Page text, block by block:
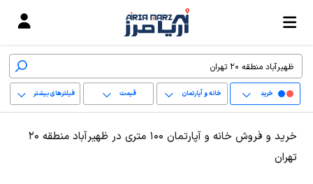
خرید خانه و آپارتمان قیمت فیلترهای بیشتر
خرید و فروش خانه و آپارتمان 100 متری در ظهیرآباد منطقه 20
تهران